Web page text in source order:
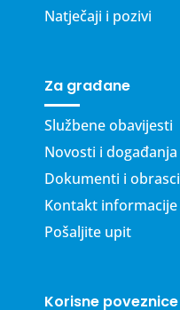
Natječaji i pozivi
Za građane
Službene obavijesti
Novosti i događanja
Dokumenti i obrasci
Kontakt informacije
Pošaljite upit
Korisne poveznice